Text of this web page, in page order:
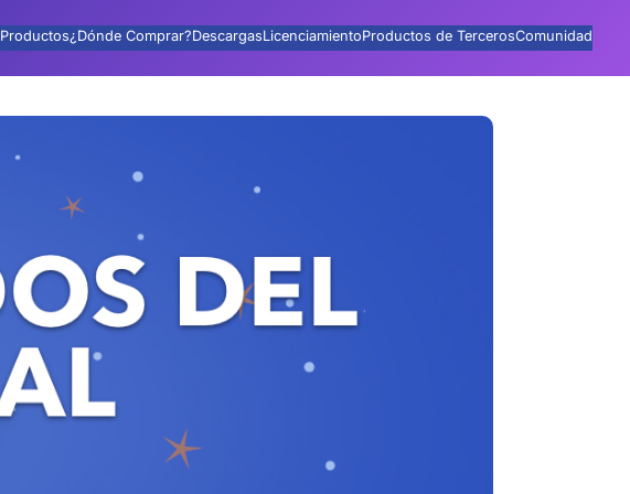
Productos¿Dónde Comprar?DescargasLicenciamientoProductos de TercerosComunidad